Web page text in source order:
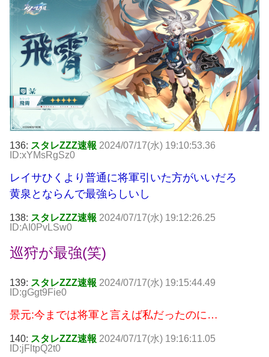
136: スタレZZZ速報 2024/07/17(水) 19:10:53.36
ID:xYMsRgSz0
レイサひくより普通に将軍引いた方がいいだろ
黄泉とならんで最強らしいし
138: スタレZZZ速報 2024/07/17(水) 19:12:26.25
ID:AI0PvLSw0
巡狩が最強(笑)
139: スタレZZZ速報 2024/07/17(水) 19:15:44.49
ID:gGgt9Fie0
景元:今までは将軍と言えば私だったのに…
140: スタレZZZ速報 2024/07/17(水) 19:16:11.05
ID:jFltpQ2t0